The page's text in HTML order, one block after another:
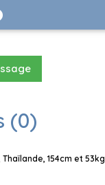
(0)
154cm et 53kg